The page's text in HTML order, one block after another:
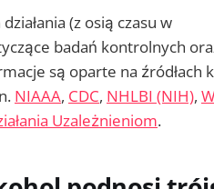
(z osią czasu w
badań kontrolnych
są oparte na źródłach
NIAAA, CDC, NHLBI (NIH),
Uzależnieniom.